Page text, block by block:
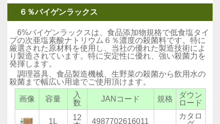
６％バイゲンラックス
6%バイゲンラックスは、食品添加物規格で低食塩タイ
プの次亜塩素酸ナトリウム６％濃度の殺菌料です。特に
厳選された原材料を使用し、当社の優れた製造技術によ
り製造されています。特に安定性に優れ、強い殺菌力を
発揮します。
調理器具、食品製造機械、生野菜の殺菌から飲用水の
殺菌まで幅広い用途でご使用頂けます。
画像 容量
入
数
JANコード 規格
ダウン
ロード
1L
12
4987702616011
カタロ